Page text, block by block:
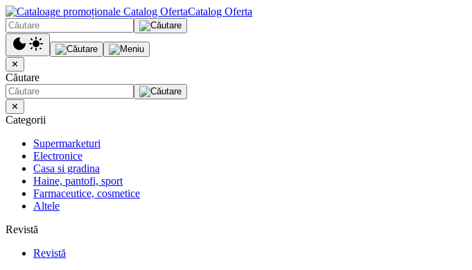
Catalog Oferta
✕
Căutare
✕
Categorii
Supermarketuri
Electronice
Casa si gradina
Haine, pantofi, sport
Farmaceutice, cosmetice
Altele
Revistă
Revistă